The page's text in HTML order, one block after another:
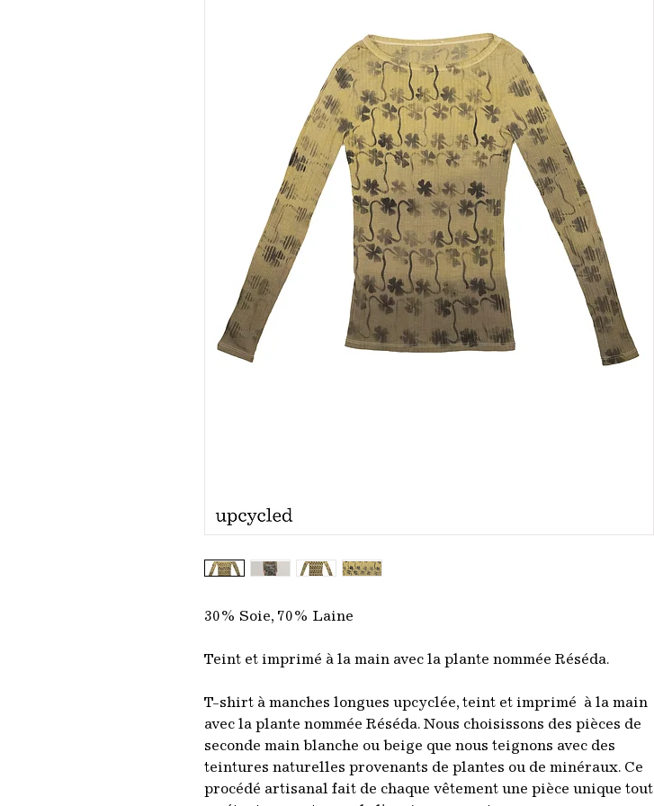
30% Soie, 70% Laine
Teint et imprimé à la main avec la plante nommée Réséda.
T-shirt à manches longues upcyclée, teint et imprimé à la main
avec la plante nommée Réséda. Nous choisissons des pièces de
seconde main blanche ou beige que nous teignons avec des
teintures naturelles provenants de plantes ou de minéraux. Ce
procédé artisanal fait de chaque vêtement une pièce unique tout